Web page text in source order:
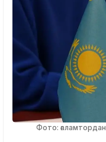
Фото: ғаламтордан